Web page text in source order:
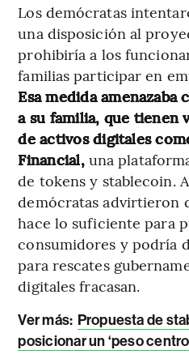
Los demócratas
una disposición al
prohibiría a los
familias participar en
Esa medida
a su familia, que tienen
de activos digitales
Financial,una
de tokens y stablecoin.
demócratas advirtieron
hace lo suficiente para
consumidores y podría
para rescates
digitales fracasan.
Ver más: Propuesta de
posicionar un ‘peso